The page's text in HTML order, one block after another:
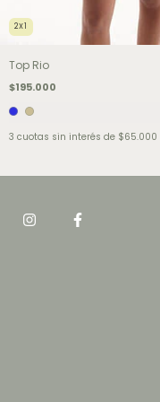
2X1
Top Rio
$195.000
3 cuotas sin interés de $65.000